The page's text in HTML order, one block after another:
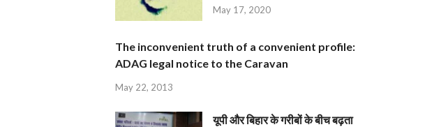
May 17, 2020
The inconvenient truth of a convenient profile:
ADAG legal notice to the Caravan
May 22, 2013
यूपी और बिहार के गरीबों के बीच बढ़ता